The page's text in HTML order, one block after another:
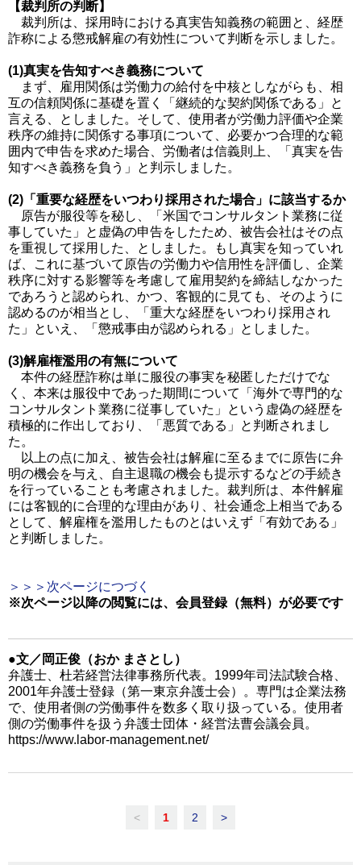
【裁判所の判断】
裁判所は、採用時における真実告知義務の範囲と、経歴
詐称による懲戒解雇の有効性について判断を示しました。
(1)真実を告知すべき義務について
まず、雇用関係は労働力の給付を中核としながらも、相
互の信頼関係に基礎を置く「継続的な契約関係である」と
言える、としました。そして、使用者が労働力評価や企業
秩序の維持に関係する事項について、必要かつ合理的な範
囲内で申告を求めた場合、労働者は信義則上、「真実を告
知すべき義務を負う」と判示しました。
(2)「重要な経歴をいつわり採用された場合」に該当するか
原告が服役等を秘し、「米国でコンサルタント業務に従
事していた」と虚偽の申告をしたため、被告会社はその点
を重視して採用した、としました。もし真実を知っていれ
ば、これに基づいて原告の労働力や信用性を評価し、企業
秩序に対する影響等を考慮して雇用契約を締結しなかった
であろうと認められ、かつ、客観的に見ても、そのように
認めるのが相当とし、「重大な経歴をいつわり採用され
た」といえ、「懲戒事由が認められる」としました。
(3)解雇権濫用の有無について
本件の経歴詐称は単に服役の事実を秘匿しただけでな
く、本来は服役中であった期間について「海外で専門的な
コンサルタント業務に従事していた」という虚偽の経歴を
積極的に作出しており、「悪質である」と判断されまし
た。
以上の点に加え、被告会社は解雇に至るまでに原告に弁
明の機会を与え、自主退職の機会も提示するなどの手続き
を行っていることも考慮されました。裁判所は、本件解雇
には客観的に合理的な理由があり、社会通念上相当である
として、解雇権を濫用したものとはいえず「有効である」
と判断しました。
＞＞＞次ページにつづく
※次ページ以降の閲覧には、会員登録（無料）が必要です
●文／岡正俊（おか まさとし）
弁護士、杜若経営法律事務所代表。1999年司法試験合格、
2001年弁護士登録（第一東京弁護士会）。専門は企業法務
で、使用者側の労働事件を数多く取り扱っている。使用者
側の労働事件を扱う弁護士団体・経営法曹会議会員。
https://www.labor-management.net/
< 1 2 >